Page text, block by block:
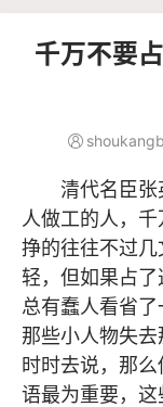
千万不要

清代名臣张
人做工的人，
挣的往往不过
轻，但如果占
总有蠢人看省
那些小人物失
时时去说，那
语最为重要，这